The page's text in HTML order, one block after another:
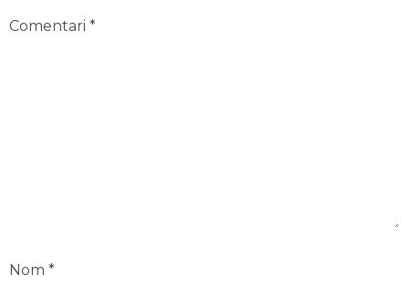
Comentari *
Nom *